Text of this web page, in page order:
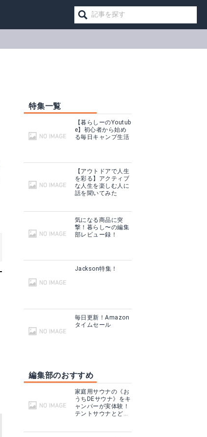
特集一覧
【暮らしーのYoutub
e】初心者から始め
る毎日キャンプ生活
【アウトドアで人生
を彩る】アクティブ
な人生を楽しむ人に
話を聞いてみた
気になる商品に突
撃！暮らし〜の編集
部レビュー録！
Jackson特集！
毎日更新！Amazon
タイムセール
編集部のおすすめ
家庭用サウナの《お
うちDEサウナ》をキ
ャンパーが実体験！
テントサウナとどこ